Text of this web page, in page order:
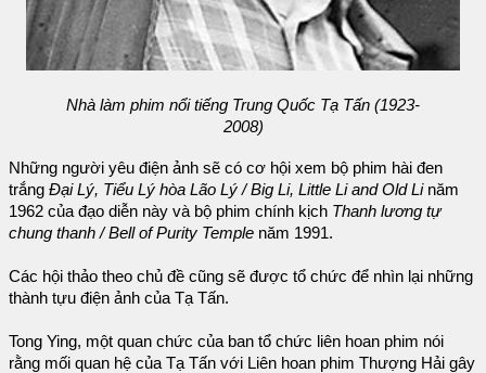
Nhà làm phim nổi tiếng Trung Quốc Tạ Tấn (1923-
2008)
Những người yêu điện ảnh sẽ có cơ hội xem bộ phim hài đen
trắng Đại Lý, Tiểu Lý hòa Lão Lý / Big Li, Little Li and Old Linăm
1962 của đạo diễn này và bộ phim chính kịch Thanh lương tự
chung thanh / Bell of Purity Temple năm 1991.
Các hội thảo theo chủ đề cũng sẽ được tổ chức để nhìn lại những
thành tựu điện ảnh của Tạ Tấn.
Tong Ying, một quan chức của ban tổ chức liên hoan phim nói
rằng mối quan hệ của Tạ Tấn với Liên hoan phim Thượng Hải gây